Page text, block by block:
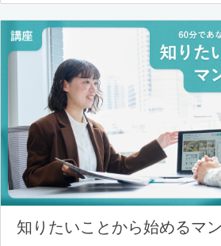
知りたいことから始めるマ